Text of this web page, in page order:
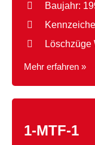
Baujahr:
Löschzüge
Mehr erfahren »
1-MTF-1